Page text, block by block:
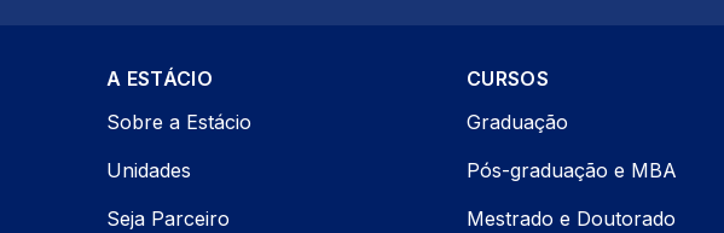
A ESTÁCIO
Sobre a Estácio
Unidades
Seja Parceiro
CURSOS
Graduação
Pós-graduação e MBA
Mestrado e Doutorado